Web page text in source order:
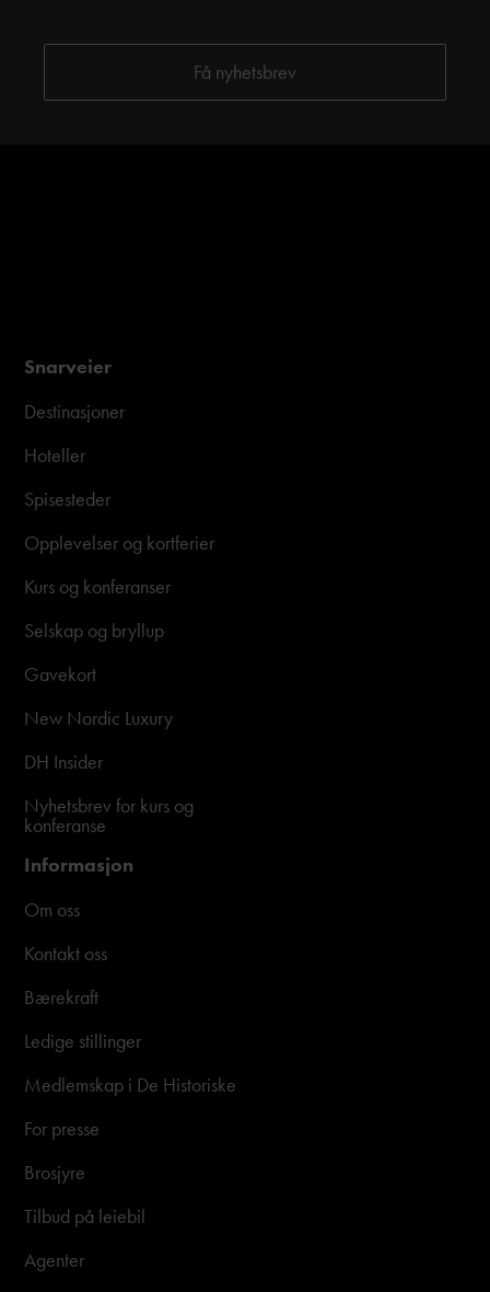
Snarveier
Destinasjoner
Hoteller
Spisesteder
Opplevelser og kortferier
Kurs og konferanser
Selskap og bryllup
Gavekort
New Nordic Luxury
DH Insider
Nyhetsbrev for kurs og
konferanse
Informasjon
Om oss
Kontakt oss
Bærekraft
Ledige stillinger
Medlemskap i De Historiske
For presse
Brosjyre
Tilbud på leiebil
Agenter